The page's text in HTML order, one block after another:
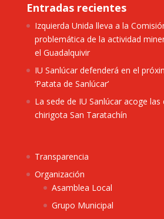
Entradas recientes
Izquierda Unida lleva a la
problemática de la actividad
el Guadalquivir
IU Sanlúcar defenderá en el
‘Patata de Sanlúcar’
La sede de IU Sanlúcar acoge las
chirigota San Taratachín
Transparencia
Organización
Asamblea Local
Grupo Municipal